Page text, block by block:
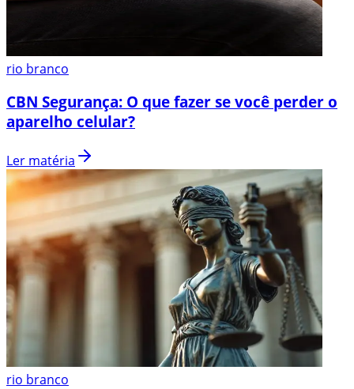
rio branco
CBN Segurança: O que fazer se você perder o
aparelho celular?
Ler matéria
rio branco